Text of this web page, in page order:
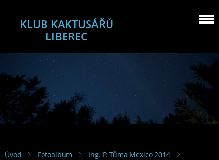
KLUB KAKTUSÁŘŮ
LIBEREC
Úvod Fotoalbum
Ing. P. Tůma Mexico 2014